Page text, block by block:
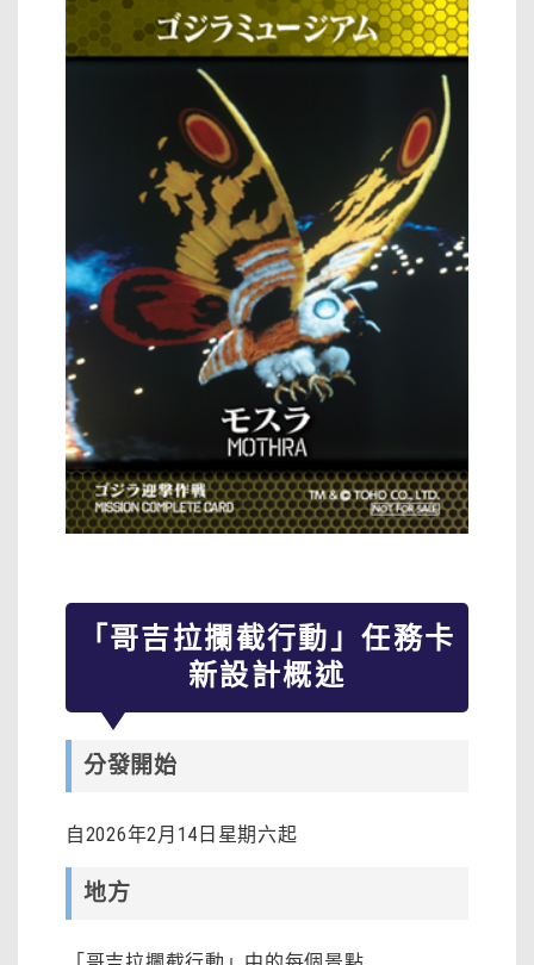
「哥吉拉攔截行動」任務卡
新設計概述
分發開始
自2026年2月14日星期六起
地方